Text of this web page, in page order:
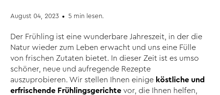
August 04, 2023 5 min lesen.
Der Frühling ist eine wunderbare Jahreszeit, in der die
Natur wieder zum Leben erwacht und uns eine Fülle
von frischen Zutaten bietet. In dieser Zeit ist es umso
schöner, neue und aufregende Rezepte
auszuprobieren. Wir stellen Ihnen einige köstliche und
erfrischende Frühlingsgerichte vor, die Ihnen helfen,